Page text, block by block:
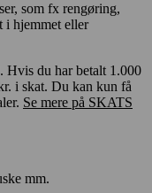
som fx rengøring,
i hjemmet eller
Hvis du har betalt 1.000
i skat. Du kan kun få
Se mere på SKATS
mm.